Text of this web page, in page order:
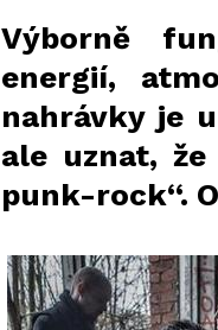
Výborně
energií,
nahrávky je
ale uznat,
punk-rock“.